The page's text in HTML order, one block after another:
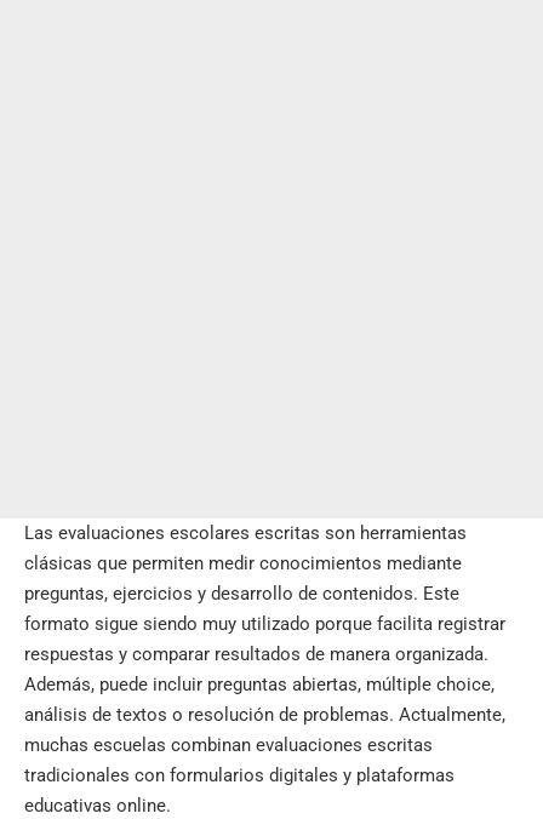
Las evaluaciones escolares escritas son herramientas
clásicas que permiten medir conocimientos mediante
preguntas, ejercicios y desarrollo de contenidos. Este
formato sigue siendo muy utilizado porque facilita registrar
respuestas y comparar resultados de manera organizada.
Además, puede incluir preguntas abiertas, múltiple choice,
análisis de textos o resolución de problemas. Actualmente,
muchas escuelas combinan evaluaciones escritas
tradicionales con formularios digitales y plataformas
educativas online.